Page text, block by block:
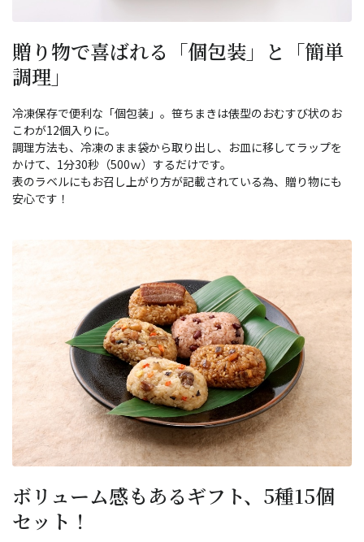
贈り物で喜ばれる「個包装」と「簡単
調理」
冷凍保存で便利な「個包装」。笹ちまきは俵型のおむすび状のお
こわが12個入りに。
調理方法も、冷凍のまま袋から取り出し、お皿に移してラップを
かけて、1分30秒（500ｗ）するだけです。
表のラベルにもお召し上がり方が記載されている為、贈り物にも
安心です！
ボリューム感もあるギフト、5種15個
セット！